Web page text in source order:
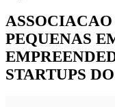
PEQUENAS
STARTUPS